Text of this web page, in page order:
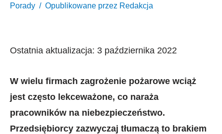
Porady Opublikowane przez Redakcja
Ostatnia aktualizacja: 3 października 2022
W wielu firmach zagrożenie pożarowe wciąż
jest często lekceważone, co naraża
pracowników na niebezpieczeństwo.
Przedsiębiorcy zazwyczaj tłumaczą to brakiem